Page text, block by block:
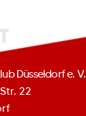
Düsseldorf e. V.
22